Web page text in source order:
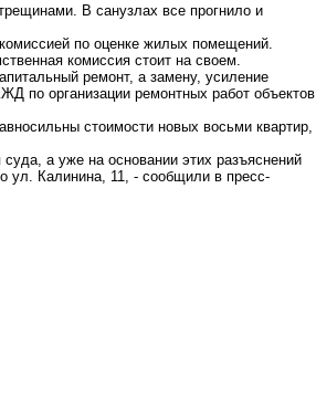
В санузлах все прогнило и
по оценке жилых помещений.
комиссия стоит на своем.
ремонт, а замену, усиление
по организации ремонтных работ объектов
стоимости новых восьми квартир,
а уже на основании этих разъяснений
ул. Калинина, 11, - сообщили в пресс-